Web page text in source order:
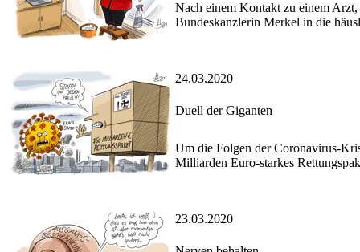
Nach einem Kontakt zu einem
Bundeskanzlerin Merkel in die
24.03.2020
Duell der Giganten
Um die Folgen der Coronavirus-
Milliarden Euro-starkes
23.03.2020